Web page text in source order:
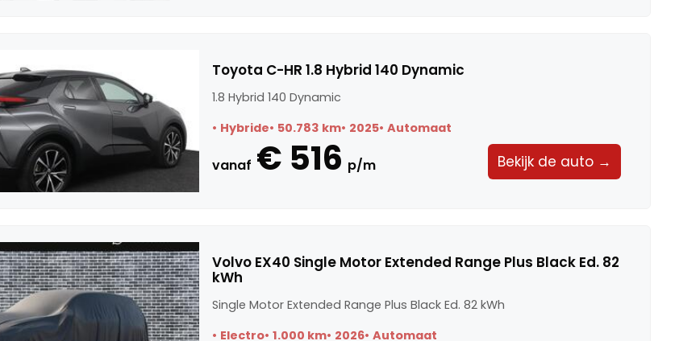
Toyota C-HR 1.8 Hybrid 140 Dynamic
1.8 Hybrid 140 Dynamic
Hybride 50.783 km 2025 Automaat
vanaf € 516 p/m Bekijk de auto →
Volvo EX40 Single Motor Extended Range Plus Black Ed. 82
kWh
Single Motor Extended Range Plus Black Ed. 82 kWh
Electro 1.000 km 2026 Automaat